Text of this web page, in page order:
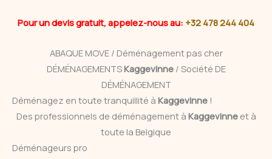
Pour un devis gratuit, appelez-nous au: +32 478 244 404
ABAQUE MOVE / Déménagement pas cher
DÉMÉNAGEMENTSKaggevinne / Société DE
DÉMÉNAGEMENT
Déménagez en toute tranquillité à Kaggevinne !
Des professionnels de déménagement à Kaggevinne et à
toute la Belgique
Déménageurs pro